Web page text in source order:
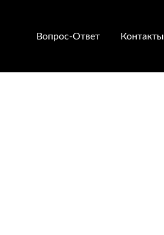
Вопрос-Ответ Контакты